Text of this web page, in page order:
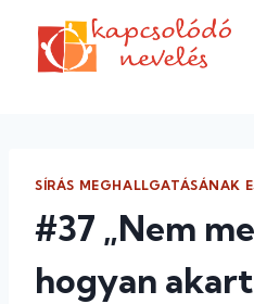
content
SÍRÁS MEGHALLGATÁSÁNAK
#37 „Nem
hogyan